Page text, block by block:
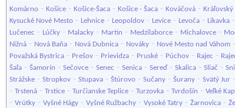
Komárno - Košice - Košice-Šaca - Košice - Šaca - Kováčová - Kráľovský
Kysucké Nové Mesto - Lehnice - Leopoldov - Levice - Levoča - Likavka -
Lučenec - Lúčky - Malacky - Martin - Medzilaborce - Michalovce -
Nižná - Nová Baňa - Nová Dubnica - Nováky - Nové Mesto nad Váhom -
Považská Bystrica - Prešov - Prievidza - Pruské - Púchov - Rajec -
Šaľa - Šamorín - Sečovce - Senec - Senica - Sereď- Skalica - Sliač -
Strážske - Stropkov - Stupava - Štúrovo - Sučany - Šurany - Svätý Jur -
- Trstená - Trstice - Turčianske Teplice - Turzovka - Tvrdošín - Veľké
- Vrútky - Vyšné Hágy - Vyšné Ružbachy - Vysoké Tatry - Žarnovica -